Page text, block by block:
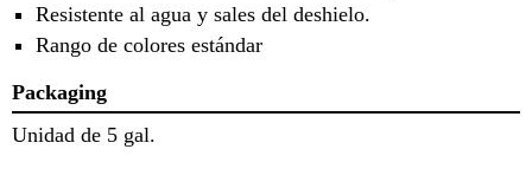
Resistente al agua y sales del deshielo.
Rango de colores estándar
Packaging
Unidad de 5 gal.